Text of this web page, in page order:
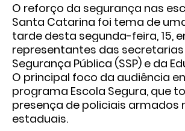
O reforço da segurança nas
Santa Catarina foi tema de
tarde desta segunda-feira, 15,
representantes das
Segurança Pública (SSP) e da
O principal foco da audiência
programa Escola Segura, que
presença de policiais armados
estaduais.